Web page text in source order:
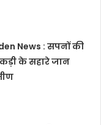
News : सपनों की
के सहारे जान